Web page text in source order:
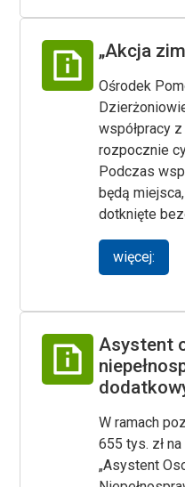
„Akcja
Ośrodek
współpracy
rozpocznie
Podczas
będą
dotknięte
więcej:
Asystent
W ramach
655 tys. zł
„Asystent